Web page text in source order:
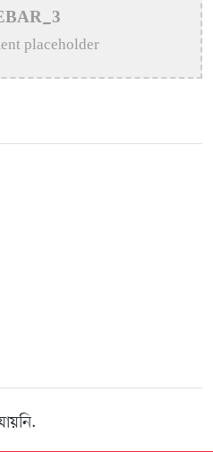
তথ্য সংগ্রহকারী ও
পরীক্ষা অনুষ্ঠিত
placeholder